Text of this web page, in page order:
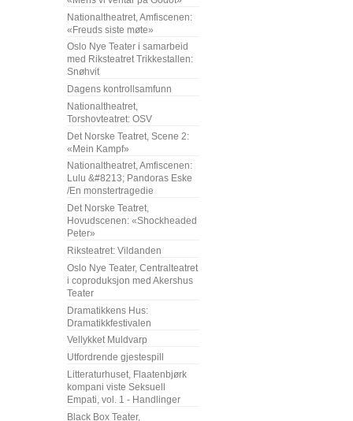
Nationaltheatret, Amfiscenen:
«Freuds siste møte»
Oslo Nye Teater i samarbeid
med Riksteatret Trikkestallen:
Snøhvit
Dagens kontrollsamfunn
Nationaltheatret,
Torshovteatret: OSV
Det Norske Teatret, Scene 2:
«Mein Kampf»
Nationaltheatret, Amfiscenen:
Lulu &#8213; Pandoras Eske
/En monstertragedie
Det Norske Teatret,
Hovudscenen: «Shockheaded
Peter»
Riksteatret: Vildanden
Oslo Nye Teater, Centralteatret
i coproduksjon med Akershus
Teater
Dramatikkens Hus:
Dramatikkfestivalen
Vellykket Muldvarp
Utfordrende gjestespill
Litteraturhuset, Flaatenbjørk
kompani viste Seksuell
Empati, vol. 1 - Handlinger
Black Box Teater,